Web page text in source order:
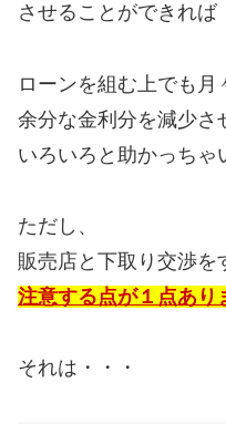
させることができれば
ローンを組む上でも月
余分な金利分を減少さ
いろいろと助かっちゃ
ただし、
販売店と下取り交渉を
注意する点が１点あり
それは・・・